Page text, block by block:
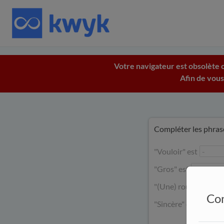
Votre navigateur est obsolète
Afin de
Compléter les
"Vouloir" est
"Gros" est
"(Une) route" est
"Sincère" est